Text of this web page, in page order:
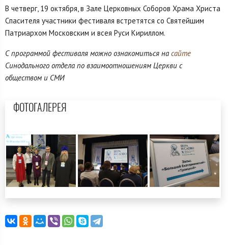
В четверг, 19 октября, в Зале Церковных Соборов Храма Христа
Спасителя участники фестиваля встретятся со Святейшим
Патриархом Московским и всея Руси Кириллом.
С программой фестиваля можно ознакомиться на сайте
Синодального отдела по взаимоотношениям Церкви с
обществом и СМИ
ФОТОГАЛЕРЕЯ